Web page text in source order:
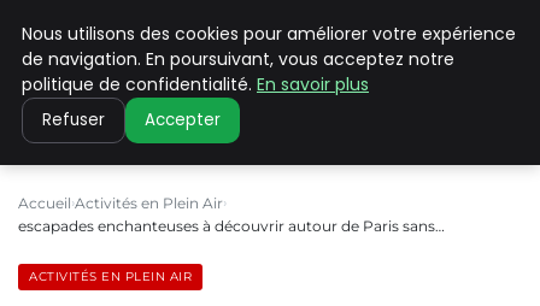
PILAT PATRIMOINES
Accueil Activités en Plein Air
escapades enchanteuses à découvrir autour de Paris sans…
ACTIVITÉS EN PLEIN AIR
Nous utilisons des cookies pour améliorer votre expérience
de navigation. En poursuivant, vous acceptez notre
politique de confidentialité. En savoir plus
Refuser Accepter